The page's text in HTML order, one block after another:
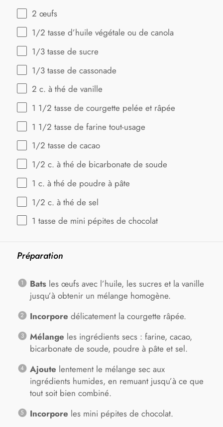
2 œufs
1/2 tasse d’huile végétale ou de canola
1/3 tasse de sucre
1/3 tasse de cassonade
2 c. à thé de vanille
1 1/2 tasse de courgette pelée et râpée
1 1/2 tasse de farine tout-usage
1/2 tasse de cacao
1/2 c. à thé de bicarbonate de soude
1 c. à thé de poudre à pâte
1/2 c. à thé de sel
1 tasse de mini pépites de chocolat
Préparation
Batsles œufs avec l’huile, les sucres et la vanille
jusqu’à obtenir un mélange homogène.
Incorpore délicatement la courgette râpée.
Mélange les ingrédients secs : farine, cacao,
bicarbonate de soude, poudre à pâte et sel.
Ajoute lentement le mélange sec aux
ingrédients humides, en remuant jusqu’à ce que
tout soit bien combiné.
Incorpore les mini pépites de chocolat.